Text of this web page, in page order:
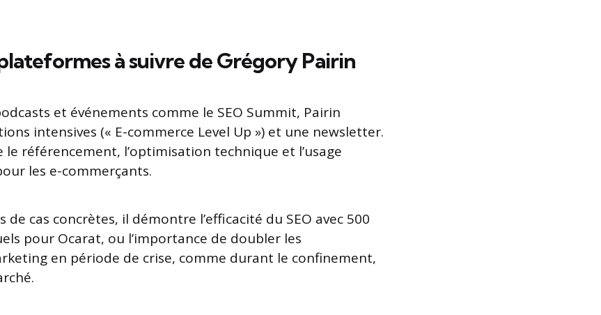
à suivre de Grégory Pairin
et événements comme le SEO Summit, Pairin
intensives (« E-commerce Level Up ») et une newsletter.
le référencement, l’optimisation technique et l’usage
les e-commerçants.
de cas concrètes, il démontre l’efficacité du SEO avec 500
pour Ocarat, ou l’importance de doubler les
en période de crise, comme durant le confinement,